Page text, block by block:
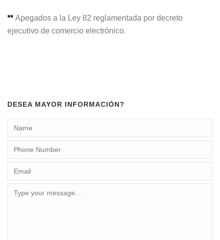
** Apegados a la Ley 82 reglamentada por decreto
ejecutivo de comercio electrónico.
DESEA MAYOR INFORMACIÓN?